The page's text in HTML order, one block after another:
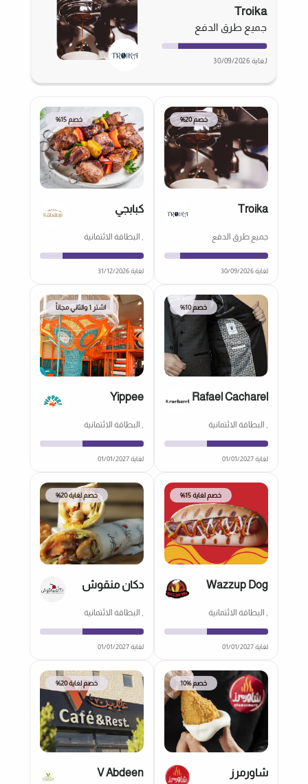
Troika
جميع طرق الدفع
لغاية 30/09/2026
خصم 20%
Troika
جميع طرق الدفع
لغاية 30/09/2026
خصم 15%
كبابجي
, البطاقة الائتمانية
لغاية 31/12/2026
خصم 10%
Rafael Cacharel
, البطاقة الائتمانية
لغاية 01/01/2027
اشتر 1 والثاني مجاناً
Yippee
, البطاقة الائتمانية
لغاية 01/01/2027
خصم لغاية 15%
Wazzup Dog
, البطاقة الائتمانية
لغاية 01/01/2027
خصم لغاية 20%
دكان منقوش
, البطاقة الائتمانية
لغاية 01/01/2027
خصم %10
شاورمرز
خصم لغاية 20%
V Abdeen